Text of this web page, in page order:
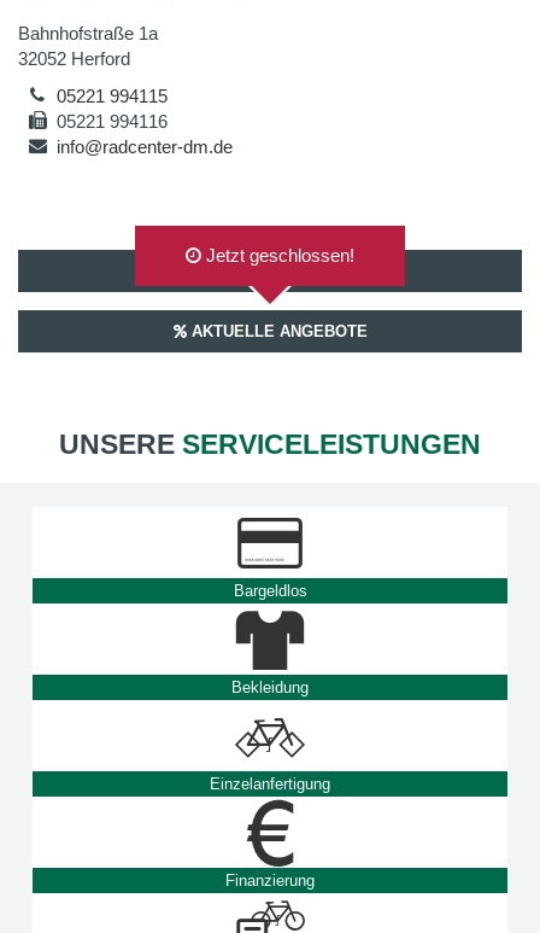
Bahnhofstraße 1a
32052 Herford
05221 994115
05221 994116
info@radcenter-dm.de
AUF GOOGLEMAPS ANZEIGEN
Jetzt geschlossen!
AKTUELLE ANGEBOTE
UNSERE SERVICELEISTUNGEN
Bargeldlos
Bekleidung
Einzelanfertigung
Finanzierung